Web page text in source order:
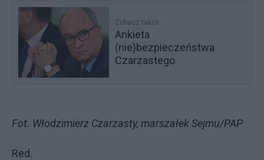
Zobacz także
Ankieta
(nie)bezpieczeństwa
Czarzastego
Fot. Włodzimierz Czarzasty, marszałek Sejmu/PAP
Red.